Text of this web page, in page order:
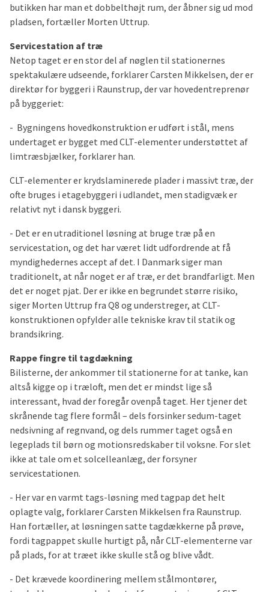
butikken har man et dobbelthøjt rum, der åbner sig ud mod
pladsen, fortæller Morten Uttrup.
Servicestation af træ
Netop taget er en stor del af nøglen til stationernes
spektakulære udseende, forklarer Carsten Mikkelsen, der er
direktør for byggeri i Raunstrup, der var hovedentreprenør
på byggeriet:
- Bygningens hovedkonstruktion er udført i stål, mens
undertaget er bygget med CLT-elementer understøttet af
limtræsbjælker, forklarer han.
CLT-elementer er krydslaminerede plader i massivt træ, der
ofte bruges i etagebyggeri i udlandet, men stadigvæk er
relativt nyt i dansk byggeri.
- Det er en utraditionel løsning at bruge træ på en
servicestation, og det har været lidt udfordrende at få
myndighedernes accept af det. I Danmark siger man
traditionelt, at når noget er af træ, er det brandfarligt. Men
det er noget pjat. Der er ikke en begrundet større risiko,
siger Morten Uttrup fra Q8 og understreger, at CLT-
konstruktionen opfylder alle tekniske krav til statik og
brandsikring.
Rappe fingre til tagdækning
Bilisterne, der ankommer til stationerne for at tanke, kan
altså kigge op i træloft, men det er mindst lige så
interessant, hvad der foregår ovenpå taget. Her tjener det
skrånende tag flere formål – dels forsinker sedum-taget
nedsivning af regnvand, og dels rummer taget også en
legeplads til børn og motionsredskaber til voksne. For slet
ikke at tale om et solcelleanlæg, der forsyner
servicestationen.
- Her var en varmt tags-løsning med tagpap det helt
oplagte valg, forklarer Carsten Mikkelsen fra Raunstrup.
Han fortæller, at løsningen satte tagdækkerne på prøve,
fordi tagpappet skulle hurtigt på, når CLT-elementerne var
på plads, for at træet ikke skulle stå og blive vådt.
- Det krævede koordinering mellem stålmontører,